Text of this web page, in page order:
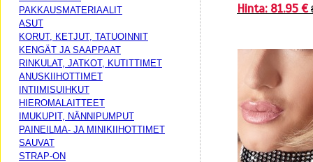
PAKKAUSMATERIAALIT
ASUT
KORUT, KETJUT, TATUOINNIT
KENGÄT JA SAAPPAAT
RINKULAT, JATKOT, KUTITTIMET
ANUSKIIHOTTIMET
INTIIMISUIHKUT
HIEROMALAITTEET
IMUKUPIT, NÄNNIPUMPUT
PAINEILMA- JA MINIKIIHOTTIMET
SAUVAT
STRAP-ON
Hinta: 81.95 €